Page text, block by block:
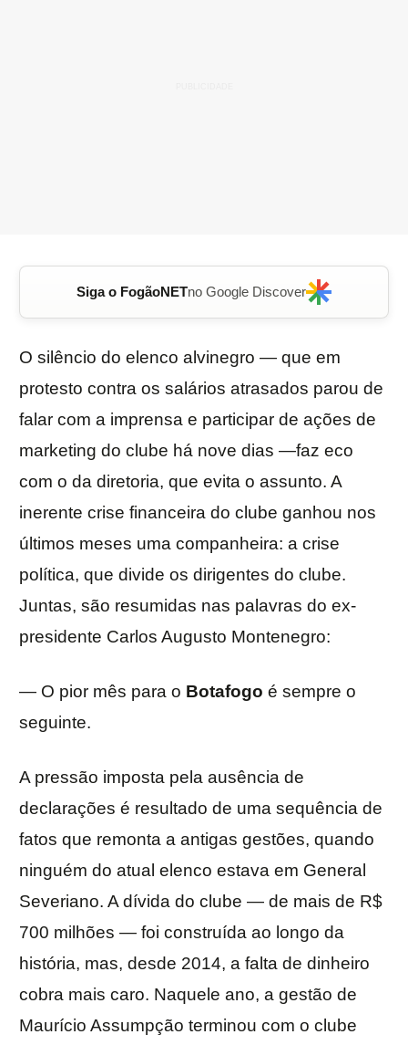
Siga o FogãoNETno Google Discover
O silêncio do elenco alvinegro — que em
protesto contra os salários atrasados parou de
falar com a imprensa e participar de ações de
marketing do clube há nove dias —faz eco
com o da diretoria, que evita o assunto. A
inerente crise financeira do clube ganhou nos
últimos meses uma companheira: a crise
política, que divide os dirigentes do clube.
Juntas, são resumidas nas palavras do ex-
presidente Carlos Augusto Montenegro:
— O pior mês para o Botafogo é sempre o
seguinte.
A pressão imposta pela ausência de
declarações é resultado de uma sequência de
fatos que remonta a antigas gestões, quando
ninguém do atual elenco estava em General
Severiano. A dívida do clube — de mais de R$
700 milhões — foi construída ao longo da
história, mas, desde 2014, a falta de dinheiro
cobra mais caro. Naquele ano, a gestão de
Maurício Assumpção terminou com o clube